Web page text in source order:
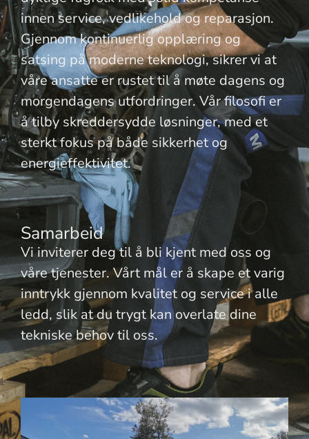
innen service, vedlikehold og reparasjon.
Gjennom kontinuerlig opplæring og
satsing på moderne teknologi, sikrer vi at
våre ansatte er rustet til å møte dagens og
morgendagens utfordringer. Vår filosofi er
å tilby skreddersydde løsninger, med et
sterkt fokus på både sikkerhet og
energieffektivitet.
Samarbeid
Vi inviterer deg til å bli kjent med oss og
våre tjenester. Vårt mål er å skape et varig
inntrykk gjennom kvalitet og service i alle
ledd, slik at du trygt kan overlate dine
tekniske behov til oss.